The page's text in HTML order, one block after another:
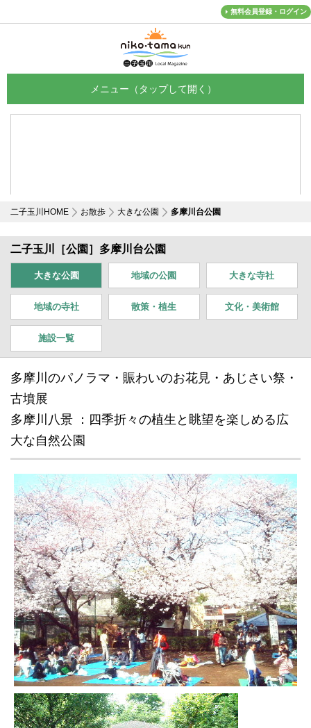
無料会員登録・ログイン
二子玉川HOME お散歩 大きな公園 多摩川台公園
二子玉川［公園］多摩川台公園
大きな公園 地域の公園 大きな寺社
地域の寺社 散策 ・植生 文化・美術館
施設一覧
多摩川のパノラマ・賑わいのお花見・あじさい祭・
古墳展
多摩川八景 ：四季折々の植生と眺望を楽しめる広
大な自然公園
メニュー